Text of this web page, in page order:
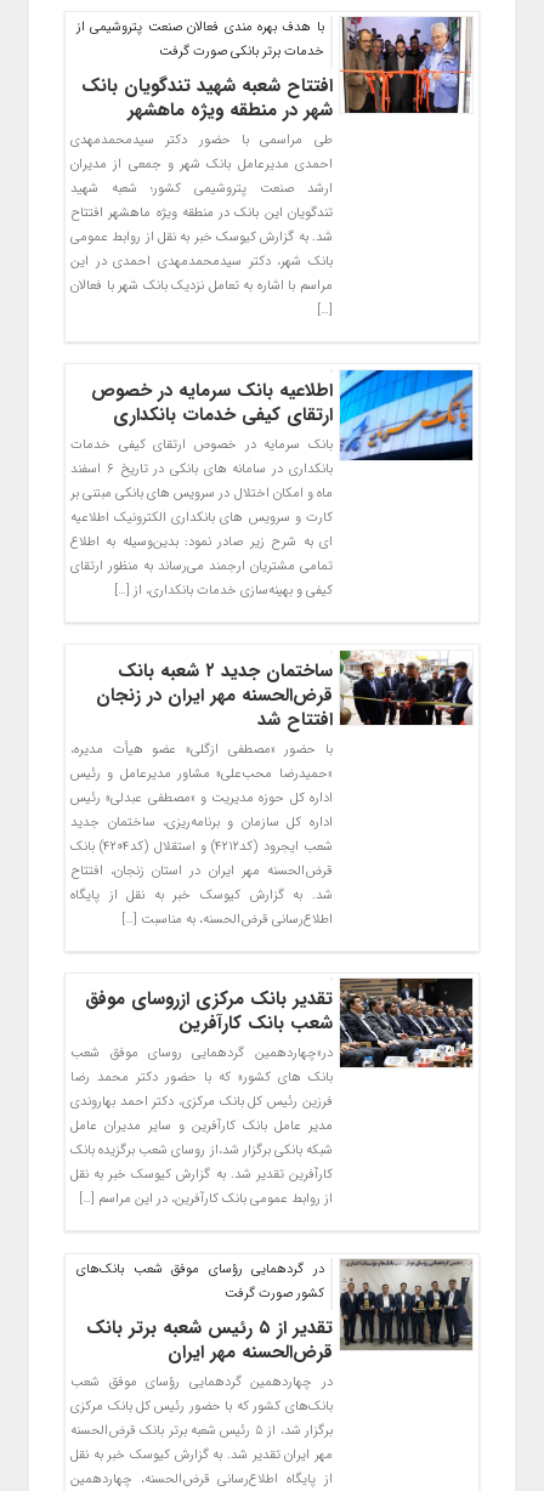
با هدف بهره مندی فعالان صنعت پتروشیمی از
خدمات برتر بانکی صورت گرفت
افتتاح شعبه شهید تندگویان بانک
شهر در منطقه ویژه ماهشهر
طی مراسمی با حضور دکتر سیدمحمدمهدی
احمدی مدیرعامل بانک شهر و جمعی از مدیران
ارشد صنعت پتروشیمی کشور؛ شعبه شهید
تندگویان این بانک در منطقه ویژه ماهشهر افتتاح
شد. به گزارش کیوسک خبر به نقل از روابط عمومی
بانک شهر، دکتر سیدمحمدمهدی احمدی در این
مراسم با اشاره به تعامل نزدیک بانک شهر با فعالان
[…]
اطلاعیه بانک سرمایه در خصوص
ارتقای کیفی خدمات بانکداری
بانک سرمایه در خصوص ارتقای کیفی خدمات
بانکداری در سامانه های بانکی در تاریخ ۶ اسفند
ماه و امکان اختلال در سرویس های بانکی مبتنی بر
کارت و سرویس های بانکداری الکترونیک اطلاعیه
ای به شرح زیر صادر نمود: بدین‌وسیله به اطلاع
تمامی مشتریان ارجمند می‌رساند به منظور ارتقای
کیفی و بهینه‌سازی خدمات بانکداری، از […]
ساختمان جدید ۲ شعبه بانک
قرض‌الحسنه مهر ایران در زنجان
افتتاح شد
با حضور «مصطفی ازگلی» عضو هیأت مدیره،
«حمیدرضا محب‌علی» مشاور مدیرعامل و رئیس
اداره کل حوزه مدیریت و «مصطفی عبدلی» رئیس
اداره کل سازمان و برنامه‌ریزی، ساختمان جدید
شعب ایجرود (کد۴۲۱۲) و استقلال (کد۴۲۰۴) بانک
قرض‌الحسنه مهر ایران در استان زنجان، افتتاح
شد. به گزارش کیوسک خبر به نقل از پایگاه
اطلاع‌رسانی قرض‌الحسنه، به مناسبت […]
تقدیر بانک مرکزی ازروسای موفق
شعب بانک کارآفرین
در«چهاردهمین گردهمایی روسای موفق شعب
بانک های کشور» که با حضور دکتر محمد رضا
فرزین رئیس کل بانک مرکزی، دکتر احمد بهاروندی
مدیر عامل بانک کارآفرین و سایر مدیران عامل
شبکه بانکی برگزار شد،از روسای شعب برگزیده بانک
کارآفرین تقدیر شد. به گزارش کیوسک خبر به نقل
از روابط عمومی بانک کارآفرین، در این مراسم […]
در گردهمایی رؤسای موفق شعب بانک‌های
کشور صورت گرفت
تقدیر از ۵ رئیس شعبه برتر بانک
قرض‌الحسنه مهر ایران
در چهاردهمین گردهمایی رؤسای موفق شعب
بانک‌های کشور که با حضور رئیس کل بانک مرکزی
برگزار شد، از ۵ رئیس شعبه برتر بانک قرض‌الحسنه
مهر ایران تقدیر شد. به گزارش کیوسک خبر به نقل
از پایگاه اطلاع‌رسانی قرض‌الحسنه، چهاردهمین